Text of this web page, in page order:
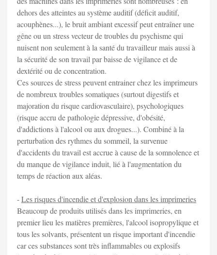
dehors des atteintes au système auditif (déficit auditif,
acouphènes...), le bruit ambiant excessif peut entraîner une
gêne ou un stress vecteur de troubles du psychisme qui
nuisent non seulement à la santé du travailleur mais aussi à
la sécurité de son travail par baisse de vigilance et de
dextérité ou de concentration.
Ces sources de stress peuvent entrainer chez les imprimeurs
de nombreux troubles somatiques (surtout digestifs et
majoration du risque cardiovasculaire), psychologiques
(risque accru de pathologie dépressive, d'obésité,
d'addictions à l'alcool ou aux drogues...). Combiné à la
perturbation des rythmes du sommeil, la survenue
d'accidents du travail est accrue à cause de la somnolence et
du manque de vigilance induit, lié à l'augmentation du
temps de réaction aux aléas.
-Les risques d'incendie et d'explosion dans les imprimeries
Beaucoup de produits utilisés dans les imprimeries, en
premier lieu les matières premières, l'alcool isopropylique et
tous les solvants, présentent un risque important d'incendie
car ces substances sont très inflammables ou explosifs